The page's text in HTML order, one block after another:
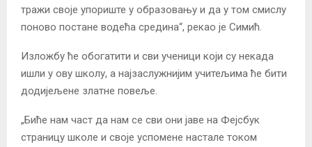
тражи своје упориште у образовању и да у том смислу
поново постане водећа средина“, рекао је Симић.
Изложбу ће обогатити и сви ученици који су некада
ишли у ову школу, а најзаслужнијим учитељима ће бити
додијељене златне повеље.
„Биће нам част да нам се сви они јаве на Фејсбук
страницу школе и своје успомене настале током